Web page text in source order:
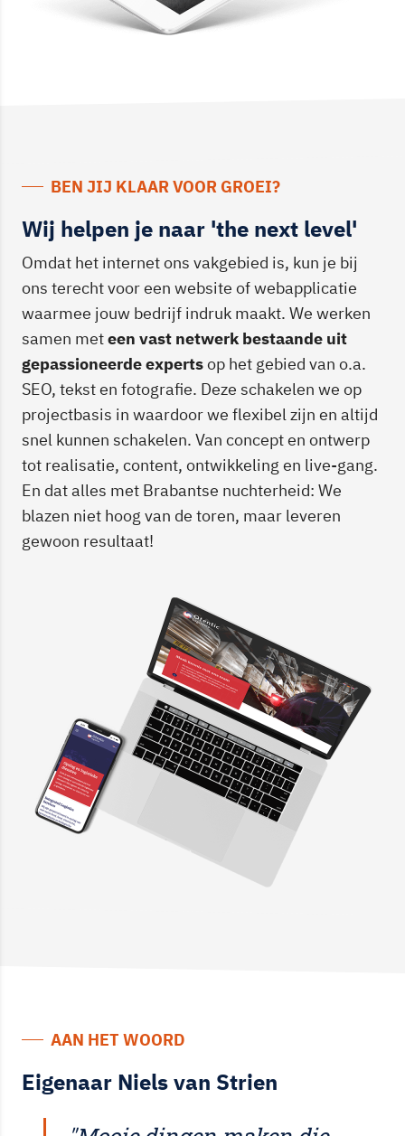
BEN JIJ KLAAR VOOR GROEI?
Wij helpen je naar 'the next level'
Omdat het internet ons vakgebied is, kun je bij
ons terecht voor een website of webapplicatie
waarmee jouw bedrijf indruk maakt. We werken
samen meteen vast netwerk bestaande uit
gepassioneerde expertsop het gebied van o.a.
SEO, tekst en fotografie. Deze schakelen we op
projectbasis in waardoor we flexibel zijn en altijd
snel kunnen schakelen. Van concept en ontwerp
tot realisatie, content, ontwikkeling en live-gang.
En dat alles met Brabantse nuchterheid: We
blazen niet hoog van de toren, maar leveren
gewoon resultaat!
AAN HET WOORD
Eigenaar Niels van Strien